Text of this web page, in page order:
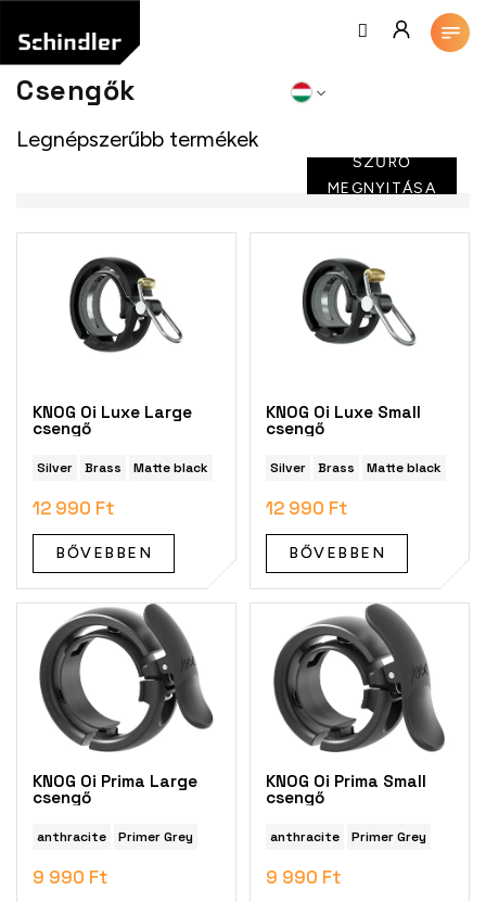
fő
tartalomhoz
Csengők
Legnépszerűbb termékek
SZŰRŐ
MEGNYITÁSA
T
KNOG Oi Luxe Large
csengő
Silver Brass Matte black
12 990 Ft
BŐVEBBEN
KNOG Oi Luxe Small
csengő
Silver Brass Matte black
12 990 Ft
BŐVEBBEN
KNOG Oi Prima Large
csengő
anthracite Primer Grey
9 990 Ft
KNOG Oi Prima Small
csengő
anthracite Primer Grey
9 990 Ft